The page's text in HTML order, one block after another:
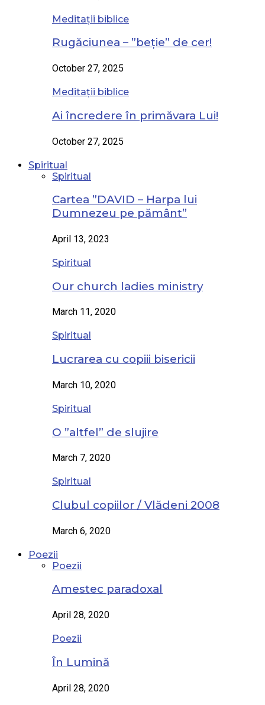
Meditații biblice
Rugăciunea – ”beție” de cer!
October 27, 2025
Meditații biblice
Ai încredere în primăvara Lui!
October 27, 2025
Spiritual
Spiritual
Cartea ”DAVID – Harpa lui
Dumnezeu pe pământ”
April 13, 2023
Spiritual
Our church ladies ministry
March 11, 2020
Spiritual
Lucrarea cu copiii bisericii
March 10, 2020
Spiritual
O ”altfel” de slujire
March 7, 2020
Spiritual
Clubul copiilor / Vlădeni 2008
March 6, 2020
Poezii
Poezii
Amestec paradoxal
April 28, 2020
Poezii
În Lumină
April 28, 2020